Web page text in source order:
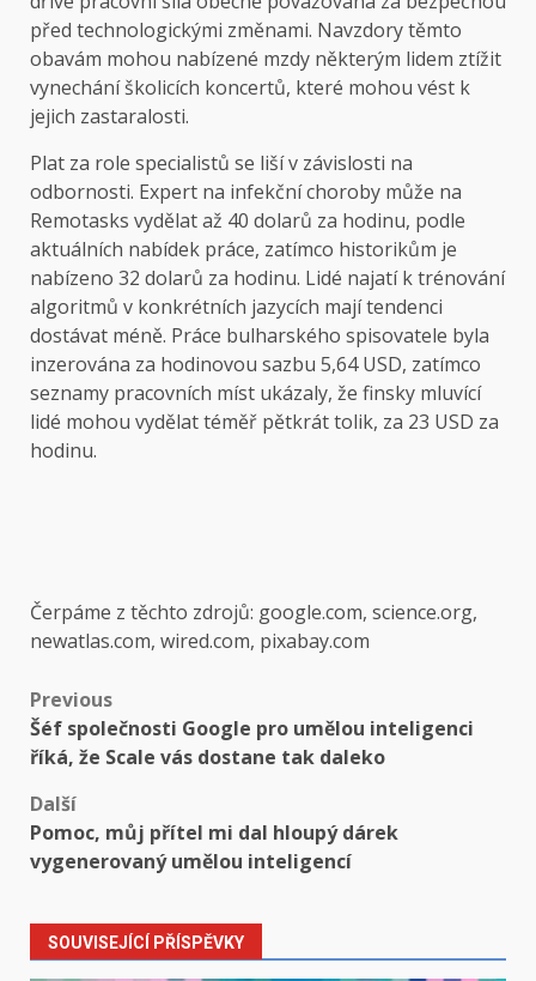
před technologickými změnami. Navzdory těmto
obavám mohou nabízené mzdy některým lidem ztížit
vynechání školicích koncertů, které mohou vést k
jejich zastaralosti.
Plat za role specialistů se liší v závislosti na
odbornosti. Expert na infekční choroby může na
Remotasks vydělat až 40 dolarů za hodinu, podle
aktuálních nabídek práce, zatímco historikům je
nabízeno 32 dolarů za hodinu. Lidé najatí k trénování
algoritmů v konkrétních jazycích mají tendenci
dostávat méně. Práce bulharského spisovatele byla
inzerována za hodinovou sazbu 5,64 USD, zatímco
seznamy pracovních míst ukázaly, že finsky mluvící
lidé mohou vydělat téměř pětkrát tolik, za 23 USD za
hodinu.
Čerpáme z těchto zdrojů: google.com, science.org,
newatlas.com, wired.com, pixabay.com
Post
navigation
Previous
Šéf společnosti Google pro umělou inteligenci
říká, že Scale vás dostane tak daleko
Další
Pomoc, můj přítel mi dal hloupý dárek
vygenerovaný umělou inteligencí
SOUVISEJÍCÍ PŘÍSPĚVKY